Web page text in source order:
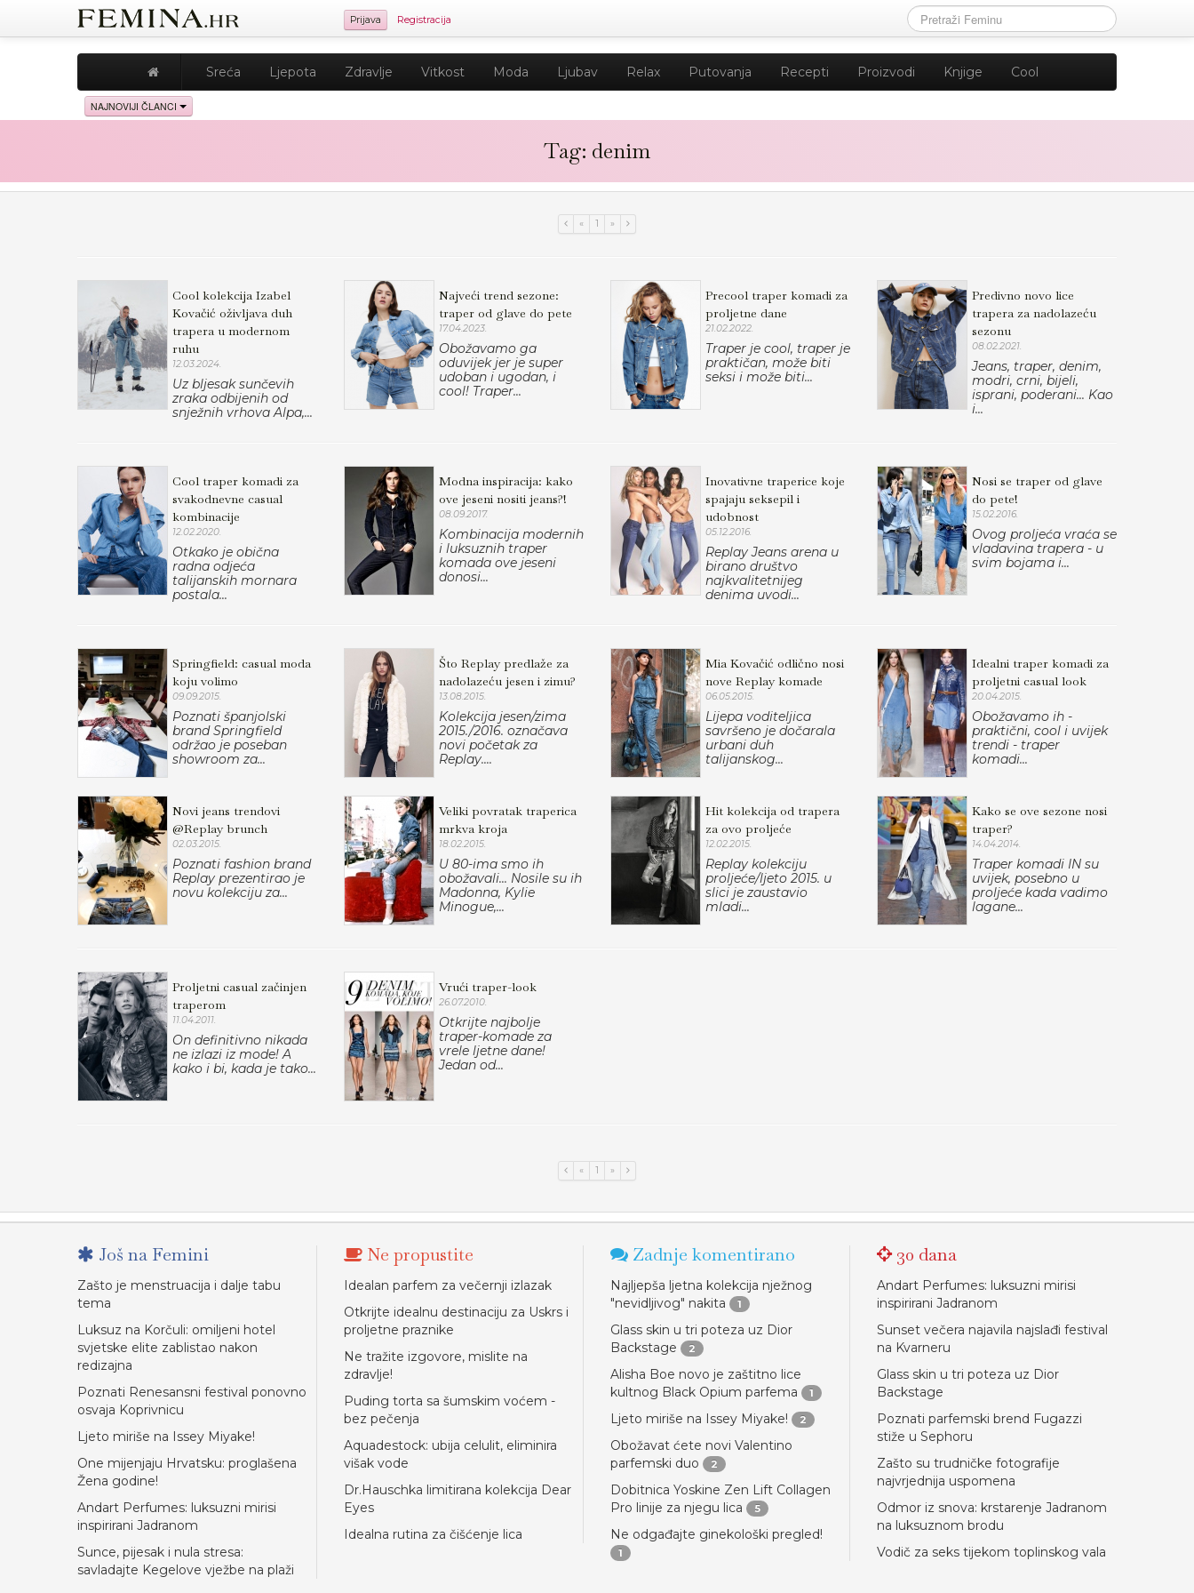
Prijava Registracija
Sreća Ljepota Zdravlje Vitkost Moda Ljubav Relax Putovanja Recepti Proizvodi Knjige Cool
NAJNOVIJI ČLANCI
Tag: denim
« 1 »
Cool kolekcija Izabel
Kovačić oživljava duh
trapera u modernom
ruhu
12.03.2024.
Uz bljesak sunčevih
zraka odbijenih od
snježnih vrhova Alpa,...
Najveći trend sezone:
traper od glave do pete
17.04.2023.
Obožavamo ga
oduvijek jer je super
udoban i ugodan, i
cool! Traper...
Precool traper komadi za
proljetne dane
21.02.2022.
Traper je cool, traper je
praktičan, može biti
seksi i može biti...
Predivno novo lice
trapera za nadolazeću
sezonu
08.02.2021.
Jeans, traper, denim,
modri, crni, bijeli,
isprani, poderani... Kao
i...
Cool traper komadi za
svakodnevne casual
kombinacije
12.02.2020.
Otkako je obična
radna odjeća
talijanskih mornara
postala...
Modna inspiracija: kako
ove jeseni nositi jeans?!
08.09.2017.
Kombinacija modernih
i luksuznih traper
komada ove jeseni
donosi...
Inovativne traperice koje
spajaju seksepil i
udobnost
05.12.2016.
Replay Jeans arena u
birano društvo
najkvalitetnijeg
denima uvodi...
Nosi se traper od glave
do pete!
15.02.2016.
Ovog proljeća vraća se
vladavina trapera - u
svim bojama i...
Springfield: casual moda
koju volimo
09.09.2015.
Poznati španjolski
brand Springfield
održao je poseban
showroom za...
Što Replay predlaže za
nadolazeću jesen i zimu?
13.08.2015.
Kolekcija jesen/zima
2015./2016. označava
novi početak za
Replay....
Mia Kovačić odlično nosi
nove Replay komade
06.05.2015.
Lijepa voditeljica
savršeno je dočarala
urbani duh
talijanskog...
Idealni traper komadi za
proljetni casual look
20.04.2015.
Obožavamo ih -
praktični, cool i uvijek
trendi - traper
komadi...
Novi jeans trendovi
@Replay brunch
02.03.2015.
Poznati fashion brand
Replay prezentirao je
novu kolekciju za...
Veliki povratak traperica
mrkva kroja
18.02.2015.
U 80-ima smo ih
obožavali... Nosile su ih
Madonna, Kylie
Minogue,...
Hit kolekcija od trapera
za ovo proljeće
12.02.2015.
Replay kolekciju
proljeće/ljeto 2015. u
slici je zaustavio
mladi...
Kako se ove sezone nosi
traper?
14.04.2014.
Traper komadi IN su
uvijek, posebno u
proljeće kada vadimo
lagane...
Proljetni casual začinjen
traperom
11.04.2011.
On definitivno nikada
ne izlazi iz mode! A
kako i bi, kada je tako...
Vrući traper-look
26.07.2010.
Otkrijte najbolje
traper-komade za
vrele ljetne dane!
Jedan od...
« 1 »
Još na Femini
Zašto je menstruacija i dalje tabu
tema
Luksuz na Korčuli: omiljeni hotel
svjetske elite zablistao nakon
redizajna
Poznati Renesansni festival ponovno
osvaja Koprivnicu
Ljeto miriše na Issey Miyake!
One mijenjaju Hrvatsku: proglašena
Žena godine!
Andart Perfumes: luksuzni mirisi
inspirirani Jadranom
Sunce, pijesak i nula stresa:
savladajte Kegelove vježbe na plaži
Ne propustite
Idealan parfem za večernji izlazak
Otkrijte idealnu destinaciju za Uskrs i
proljetne praznike
Ne tražite izgovore, mislite na
zdravlje!
Puding torta sa šumskim voćem -
bez pečenja
Aquadestock: ubija celulit, eliminira
višak vode
Dr.Hauschka limitirana kolekcija Dear
Eyes
Idealna rutina za čišćenje lica
Zadnje komentirano
Najljepša ljetna kolekcija nježnog
"nevidljivog" nakita
1
Glass skin u tri poteza uz Dior
Backstage
2
Alisha Boe novo je zaštitno lice
kultnog Black Opium parfema
1
Ljeto miriše na Issey Miyake! 2
Obožavat ćete novi Valentino
parfemski duo
2
Dobitnica Yoskine Zen Lift Collagen
Pro linije za njegu lica
5
Ne odgađajte ginekološki pregled!
1
30 dana
Andart Perfumes: luksuzni mirisi
inspirirani Jadranom
Sunset večera najavila najslađi festival
na Kvarneru
Glass skin u tri poteza uz Dior
Backstage
Poznati parfemski brend Fugazzi
stiže u Sephoru
Zašto su trudničke fotografije
najvrjednija uspomena
Odmor iz snova: krstarenje Jadranom
na luksuznom brodu
Vodič za seks tijekom toplinskog vala